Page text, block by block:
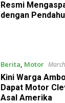
Resmi
dengan
Berita Motor
Kini Warga
Dapat Motor
Asal Amerika